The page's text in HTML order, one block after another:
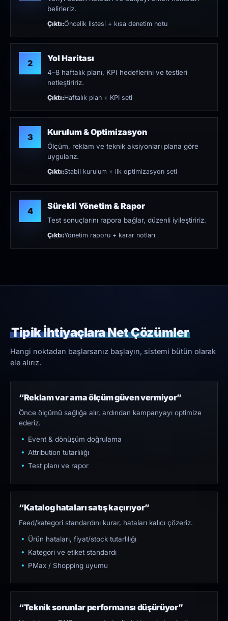
belirleriz.
Çıktı:Öncelik listesi + kısa denetim notu
2 Yol Haritası
4–8 haftalık planı, KPI hedeflerini ve testleri
netleştiririz.
Çıktı:Haftalık plan + KPI seti
3 Kurulum & Optimizasyon
Ölçüm, reklam ve teknik aksiyonları plana göre
uygularız.
Çıktı:Stabil kurulum + ilk optimizasyon seti
4 Sürekli Yönetim & Rapor
Test sonuçlarını rapora bağlar, düzenli iyileştiririz.
Çıktı:Yönetim raporu + karar notları
Tipik İhtiyaçlara Net Çözümler
Hangi noktadan başlarsanız başlayın, sistemi bütün olarak
ele alırız.
“Reklam var ama ölçüm güven vermiyor”
Önce ölçümü sağlığa alır, ardından kampanyayı optimize
ederiz.
Event & dönüşüm doğrulama
Attribution tutarlılığı
Test planı ve rapor
“Katalog hataları satış kaçırıyor”
Feed/kategori standardını kurar, hataları kalıcı çözeriz.
Ürün hataları, fiyat/stock tutarlılığı
Kategori ve etiket standardı
PMax / Shopping uyumu
“Teknik sorunlar performansı düşürüyor”